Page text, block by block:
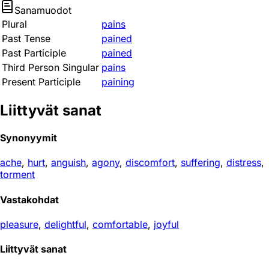
Sanamuodot
Plural
pains
Past Tense
pained
Past Participle
pained
Third Person Singular pains
Present Participle
paining
Liittyvät sanat
Synonyymit
ache, hurt, anguish, agony, discomfort, suffering, distress,
torment
Vastakohdat
pleasure, delightful, comfortable, joyful
Liittyvät sanat